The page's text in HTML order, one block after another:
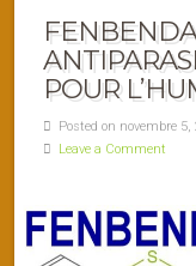
POUR
Posted on novembre 5,
Leave a Comment